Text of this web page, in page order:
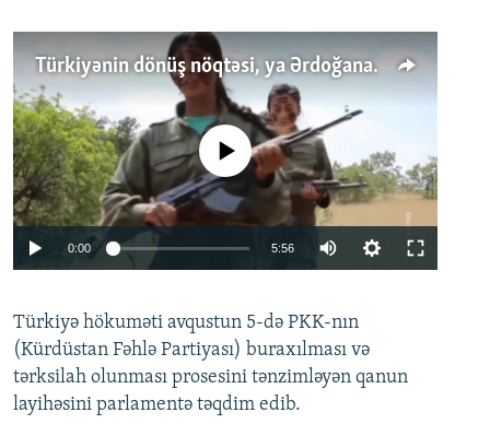
Türkiyənin dönüş nöqtəsi, ya Ərdoğana üçüncü şans: PKK ilə qəfil barışıq nə deməkdir?
Auto 240p 360p 480p
720p 1080p
No media source currently available
0:00 5:56
360p
480p
Türkiyə hökuməti avqustun 5-də PKK-nın
(Kürdüstan Fəhlə Partiyası) buraxılması və
tərksilah olunması prosesini tənzimləyən qanun
layihəsini parlamentə təqdim edib.